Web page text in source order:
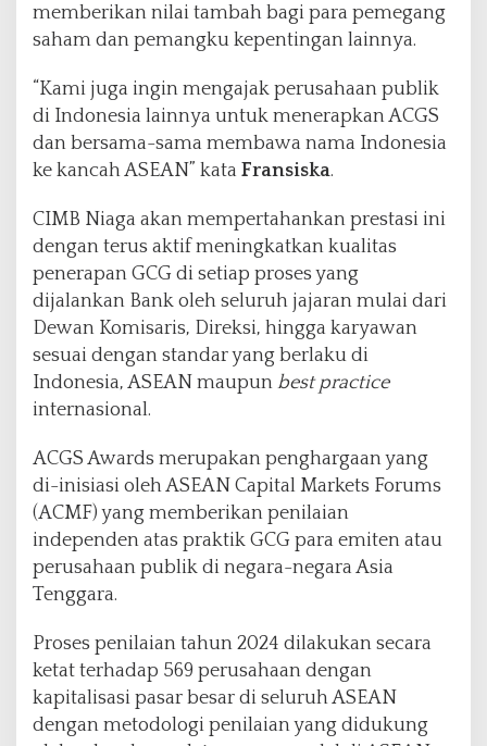
memberikan nilai tambah bagi para pemegang
saham dan pemangku kepentingan lainnya.
“Kami juga ingin mengajak perusahaan publik
di Indonesia lainnya untuk menerapkan ACGS
dan bersama-sama membawa nama Indonesia
ke kancah ASEAN” kata Fransiska.
CIMB Niaga akan mempertahankan prestasi ini
dengan terus aktif meningkatkan kualitas
penerapan GCG di setiap proses yang
dijalankan Bank oleh seluruh jajaran mulai dari
Dewan Komisaris, Direksi, hingga karyawan
sesuai dengan standar yang berlaku di
Indonesia, ASEAN maupun best practice
internasional.
ACGS Awards merupakan penghargaan yang
di-inisiasi oleh ASEAN Capital Markets Forums
(ACMF) yang memberikan penilaian
independen atas praktik GCG para emiten atau
perusahaan publik di negara-negara Asia
Tenggara.
Proses penilaian tahun 2024 dilakukan secara
ketat terhadap 569 perusahaan dengan
kapitalisasi pasar besar di seluruh ASEAN
dengan metodologi penilaian yang didukung